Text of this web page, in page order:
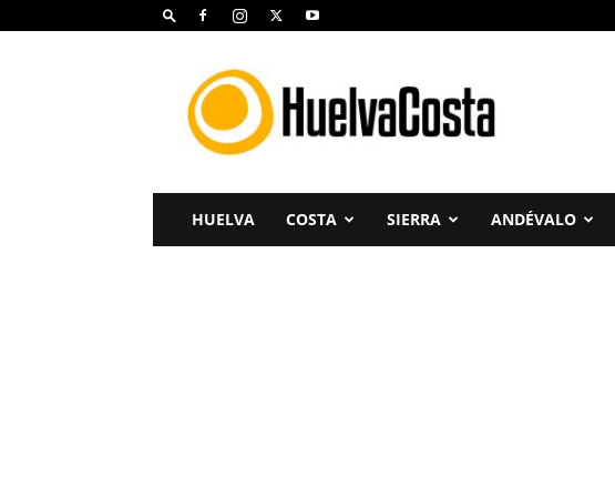
Huelva
Costa
HUELVA COSTA SIERRA ANDÉVALO